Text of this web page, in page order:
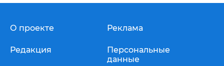
О проекте
Редакция
Реклама
Персональные
данные